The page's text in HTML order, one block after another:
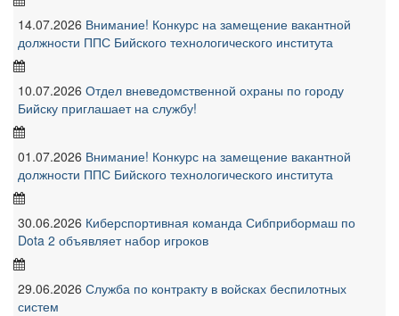
14.07.2026 Внимание! Конкурс на замещение вакантной
должности ППС Бийского технологического института
10.07.2026 Отдел вневедомственной охраны по городу
Бийску приглашает на службу!
01.07.2026 Внимание! Конкурс на замещение вакантной
должности ППС Бийского технологического института
30.06.2026 Киберспортивная команда Сибприбормаш по
Dota 2 объявляет набор игроков
29.06.2026 Служба по контракту в войсках беспилотных
систем